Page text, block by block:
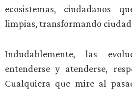
ecosistemas, ciudadanos
limpias, transformando
Indudablemente, las
entenderse y atenderse,
Cualquiera que mire al